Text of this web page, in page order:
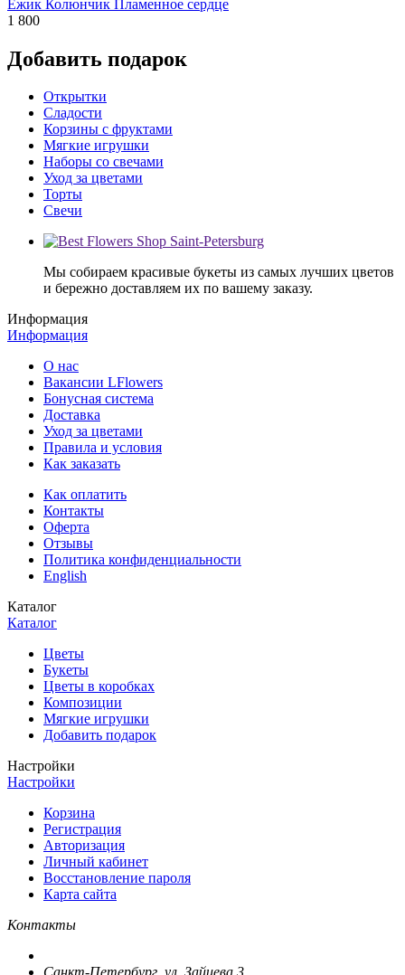
Ёжик Колюнчик Пламенное сердце
1 800
Добавить подарок
Открытки
Сладости
Корзины с фруктами
Мягкие игрушки
Наборы со свечами
Уход за цветами
Торты
Свечи
Мы собираем красивые букеты из самых лучших цветов
и бережно доставляем их по вашему заказу.
Информация
Информация
О нас
Вакансии LFlowers
Бонусная система
Доставка
Уход за цветами
Правила и условия
Как заказать
Как оплатить
Контакты
Оферта
Отзывы
Политика конфиденциальности
English
Каталог
Каталог
Цветы
Букеты
Цветы в коробках
Композиции
Мягкие игрушки
Добавить подарок
Настройки
Настройки
Корзина
Регистрация
Авторизация
Личный кабинет
Восстановление пароля
Карта сайта
Контакты